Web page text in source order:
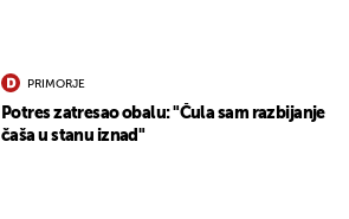
PRIMORJE
Potres zatresao obalu: "Čula sam razbijanje
čaša u stanu iznad"